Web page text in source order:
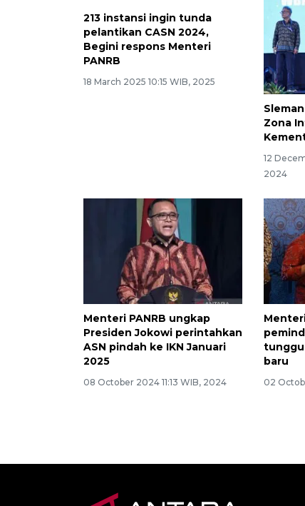
Zona
12
2024
Menteri PANRB ungkap
Presiden Jokowi perintahkan
ASN pindah ke IKN Januari
2025
08 October 2024 11:13 WIB, 2024
baru
02